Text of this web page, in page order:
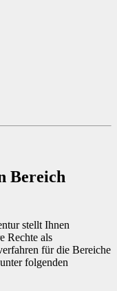
Bereich
stellt Ihnen
Rechte als
für die Bereiche
folgenden